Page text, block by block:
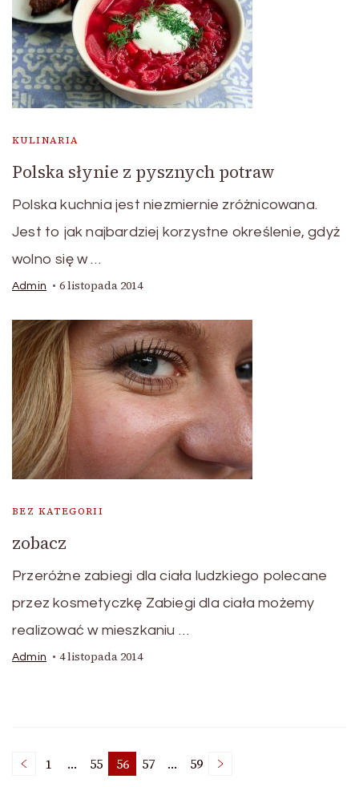
KULINARIA
Polska słynie z pysznych potraw
Polska kuchnia jest niezmiernie zróżnicowana.
Jest to jak najbardziej korzystne określenie, gdyż
wolno się w …
Admin 6 listopada 2014
BEZ KATEGORII
zobacz
Przeróżne zabiegi dla ciała ludzkiego polecane
przez kosmetyczkę Zabiegi dla ciała możemy
realizować w mieszkaniu …
Admin 4 listopada 2014
Nawigacja
Page
1 … Page
55 Page
56 Page
57 … Page
59